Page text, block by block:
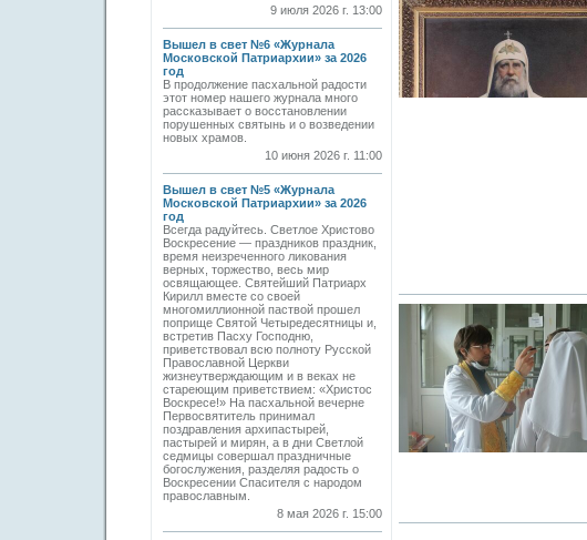
9 июля 2026 г. 13:00
Вышел в свет №6 «Журнала
Московской Патриархии» за 2026
год
В продолжение пасхальной радости
этот номер нашего журнала много
рассказывает о восстановлении
порушенных святынь и о возведении
новых храмов.
10 июня 2026 г. 11:00
Вышел в свет №5 «Журнала
Московской Патриархии» за 2026
год
Всегда радуйтесь. Светлое Христово
Воскресение — праздников праздник,
время неизреченного ликования
верных, торжество, весь мир
освящающее. Святейший Патриарх
Кирилл вместе со своей
многомиллионной паствой прошел
поприще Святой Четыредесятницы и,
встретив Пасху Господню,
приветствовал всю полноту Русской
Православной Церкви
жизнеутверждающим и в веках не
стареющим приветствием: «Христос
Воскресе!» На пасхальной вечерне
Первосвятитель принимал
поздравления архипастырей,
пастырей и мирян, а в дни Светлой
седмицы совершал праздничные
богослужения, разделяя радость о
Воскресении Спасителя с народом
православным.
8 мая 2026 г. 15:00